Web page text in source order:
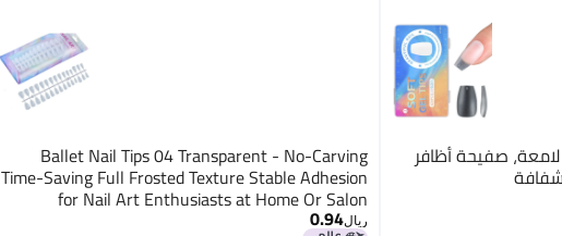
صفيحة أظافر Ballet Nail Tips 04 Transparent - No-Carving
Time-Saving Full Frosted Texture Stable Adhesion
for Nail Art Enthusiasts at Home Or Salon
ريال0.94